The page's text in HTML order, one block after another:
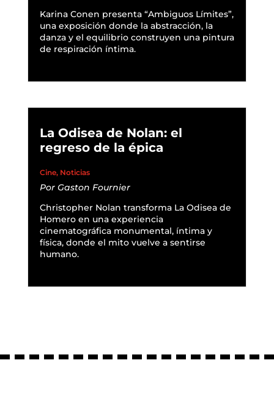
Karina Conen presenta “Ambiguos Límites”,
una exposición donde la abstracción, la
danza y el equilibrio construyen una pintura
de respiración íntima.
La Odisea de Nolan: el
regreso de la épica
Cine, Noticias
Por Gaston Fournier
Christopher Nolan transforma La Odisea de
Homero en una experiencia
cinematográfica monumental, íntima y
física, donde el mito vuelve a sentirse
humano.